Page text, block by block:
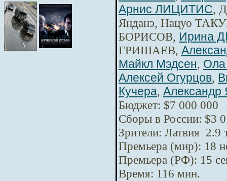
Арнис ЛИЦИТИС,
Янданэ, Нацуо
БОРИСОВ, Ирина
ГРИШАЕВ,
Майкл Мэдсен, Ола
Алексей Огурцов,
Кучера, Александр
Бюджет: $7 000 000
Сборы в России: $3
Зрители: Латвия 2.9
Премьера (мир): 18
Премьера (РФ): 15
Время: 116 мин.